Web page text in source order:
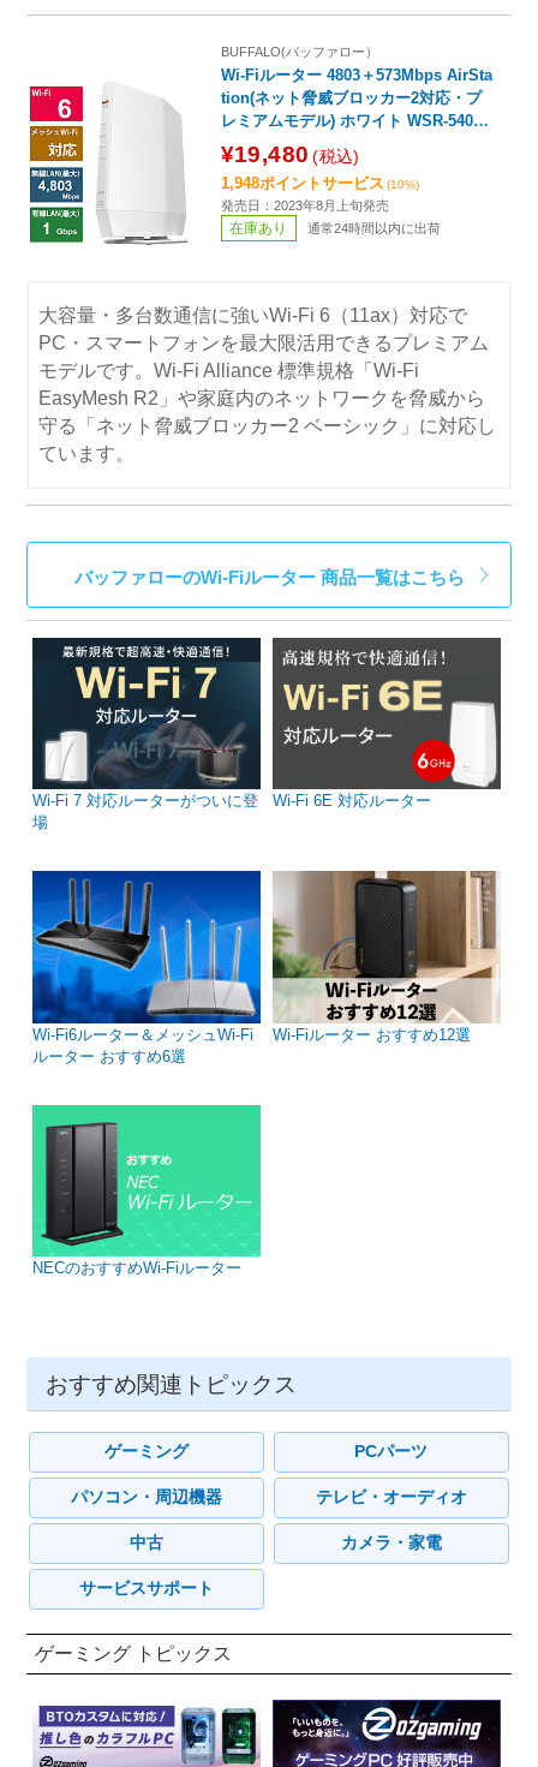
BUFFALO(バッファロー）
Wi-Fiルーター 4803＋573Mbps AirSta
tion(ネット脅威ブロッカー2対応・プ
レミアムモデル) ホワイト WSR-5400A
X6P-WH ［Wi-Fi 6(ax) /IPv6対応］
¥19,480 (税込)
1,948ポイントサービス (10%)
発売日：2023年8月上旬発売
在庫あり 通常24時間以内に出荷
大容量・多台数通信に強いWi-Fi 6（11ax）対応で
PC・スマートフォンを最大限活用できるプレミアム
モデルです。Wi-Fi Alliance 標準規格「Wi-Fi
EasyMesh R2」や家庭内のネットワークを脅威から
守る「ネット脅威ブロッカー2 ベーシック」に対応し
ています。
バッファローのWi-Fiルーター 商品一覧はこちら
Wi-Fi 7 対応ルーターがついに登
場
Wi-Fi 6E 対応ルーター
Wi-Fi6ルーター＆メッシュWi-Fi
ルーター おすすめ6選
Wi-Fiルーター おすすめ12選
NECのおすすめWi-Fiルーター
おすすめ関連トピックス
ゲーミング PCパーツ
パソコン・周辺機器 テレビ・オーディオ
中古 カメラ・家電
サービスサポート
ゲーミング トピックス